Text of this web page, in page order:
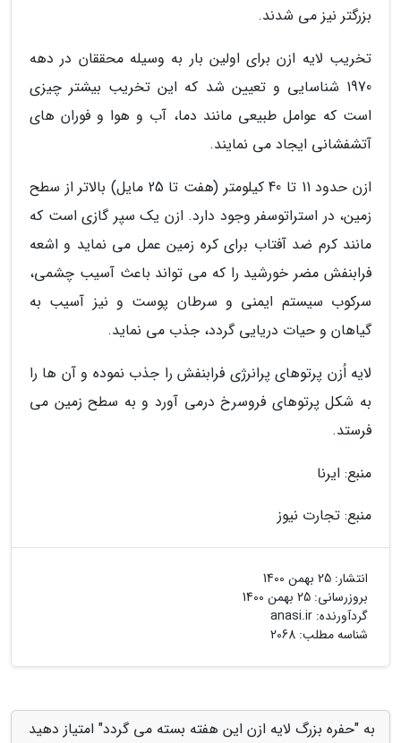
بزرگتر نیز می شدند.
تخریب لایه ازن برای اولین بار به وسیله محققان در دهه
1970 شناسایی و تعیین شد که این تخریب بیشتر چیزی
است که عوامل طبیعی مانند دما، آب و هوا و فوران های
آتشفشانی ایجاد می نمایند.
ازن حدود 11 تا 40 کیلومتر (هفت تا 25 مایل) بالاتر از سطح
زمین، در استراتوسفر وجود دارد. ازن یک سپر گازی است که
مانند کرم ضد آفتاب برای کره زمین عمل می نماید و اشعه
فرابنفش مضر خورشید را که می تواند باعث آسیب چشمی،
سرکوب سیستم ایمنی و سرطان پوست و نیز آسیب به
گیاهان و حیات دریایی گردد، جذب می نماید.
لایه اُزن پرتوهای پرانرژی فرابنفش را جذب نموده و آن ها را
به شکل پرتوهای فروسرخ درمی آورد و به سطح زمین می
فرستد.
منبع: ایرنا
منبع: تجارت نیوز
انتشار: 25 بهمن 1400
بروزرسانی: 25 بهمن 1400
گردآورنده: anasi.ir
شناسه مطلب: 2068
به "حفره بزرگ لایه ازن این هفته بسته می گردد" امتیاز دهید